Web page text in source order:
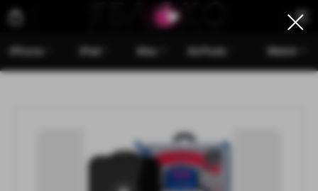
iPhone iPad Mac AirPods Watch